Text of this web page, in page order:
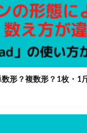
形？複数形？1枚・1